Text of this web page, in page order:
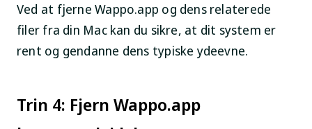
Ved at fjerne Wappo.app og dens relaterede
filer fra din Mac kan du sikre, at dit system er
rent og gendanne dens typiske ydeevne.
Trin 4: Fjern Wappo.app